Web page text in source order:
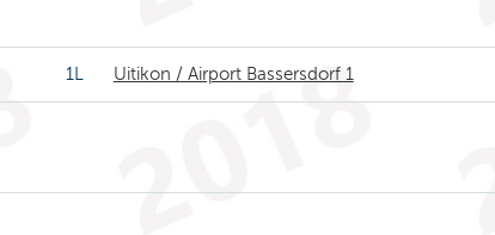
1L Uitikon / Airport Bassersdorf 1